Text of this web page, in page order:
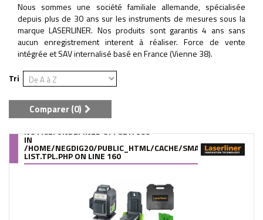
Nous sommes une société familiale allemande, spécialisée
depuis plus de 30 ans sur les instruments de mesures sous la
marque LASERLINER. Nos produits sont garantis 4 ans sans
aucun enregistrement interent à réaliser. Force de vente
intégrée et SAV internalisé basé en France (Vienne 38).
Tri
Comparer (0)
NOTICE: UNDEFINED OFFSET: 399
IN
/HOME/NEGDIG20/PUBLIC_HTML/CACHE/SMARTY/
LIST.TPL.PHPON LINE 160